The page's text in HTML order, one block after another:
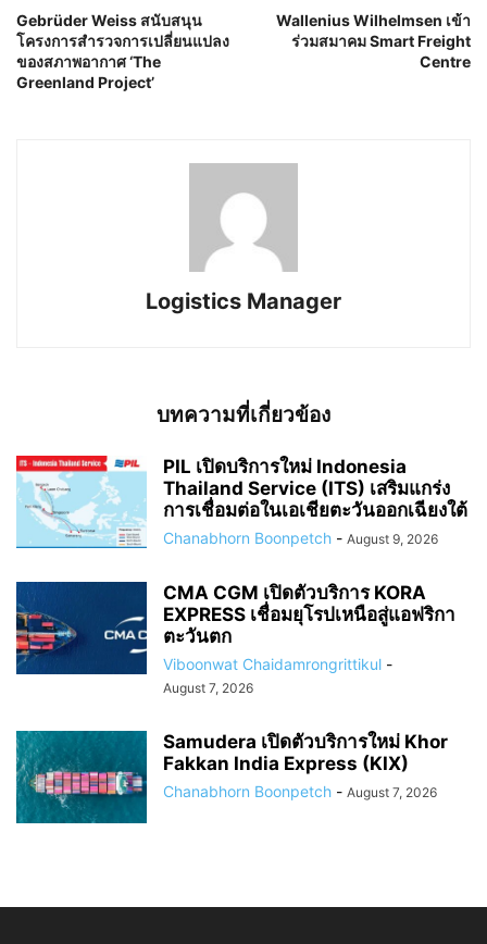
Gebrüder Weiss สนับสนุน
โครงการสำรวจการเปลี่ยนแปลง
ของสภาพอากาศ ‘The
Greenland Project’
Wallenius Wilhelmsen เข้า
ร่วมสมาคม Smart Freight
Centre
Logistics Manager
บทความที่เกี่ยวข้อง
PIL เปิดบริการใหม่ Indonesia
Thailand Service (ITS) เสริมแกร่ง
การเชื่อมต่อในเอเชียตะวันออกเฉียงใต้
Chanabhorn Boonpetch - August 9, 2026
CMA CGM เปิดตัวบริการ KORA
EXPRESS เชื่อมยุโรปเหนือสู่แอฟริกา
ตะวันตก
Viboonwat Chaidamrongrittikul -
August 7, 2026
Samudera เปิดตัวบริการใหม่ Khor
Fakkan India Express (KIX)
Chanabhorn Boonpetch - August 7, 2026